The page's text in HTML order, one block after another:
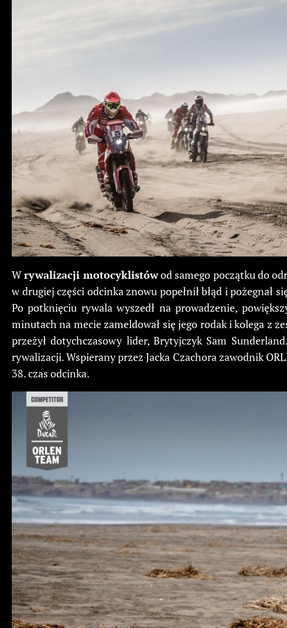
Wrywalizacji motocyklistówod samego początku do
w drugiej części odcinka znowu popełnił błąd i pożegnał
Po potknięciu rywala wyszedł na prowadzenie,
minutach na mecie zameldował się jego rodak i kolega z
przeżył dotychczasowy lider, Brytyjczyk Sam
rywalizacji. Wspierany przez Jacka Czachora zawodnik
38. czas odcinka.